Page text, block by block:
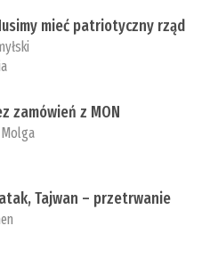
mieć patriotyczny rząd
zamówień z MON
Molga
Tajwan – przetrwanie